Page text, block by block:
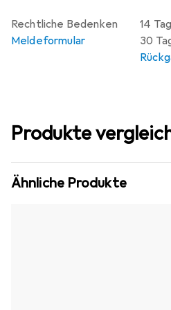
14
30
Rechtliche Bedenken
Meldeformular
Produkte
Ähnliche Produkte